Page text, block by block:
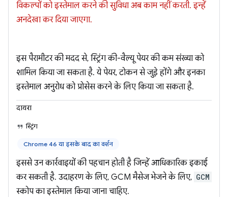
विकल्पों को इस्तेमाल करने की सुविधा अब काम नहीं करती. इन्हें
अनदेखा कर दिया जाएगा.
इस पैरामीटर की मदद से, स्ट्रिंग की-वैल्यू पेयर की कम संख्या को
शामिल किया जा सकता है. ये पेयर, टोकन से जुड़े होंगे और इनका
इस्तेमाल अनुरोध को प्रोसेस करने के लिए किया जा सकता है.
दायरा
स्ट्रिंग
Chrome 46 या इसके बाद का वर्शन
इससे उन कार्रवाइयों की पहचान होती है जिन्हें आधिकारिक इकाई
कर सकती है. उदाहरण के लिए, GCM मैसेज भेजने के लिए, GCM
स्कोप का इस्तेमाल किया जाना चाहिए.